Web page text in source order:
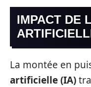
IMPACT DE
La montée en
artificielle (IA)